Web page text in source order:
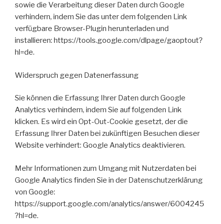
sowie die Verarbeitung dieser Daten durch Google
verhindern, indem Sie das unter dem folgenden Link
verfügbare Browser-Plugin herunterladen und
installieren: https://tools.google.com/dlpage/gaoptout?
hl=de.
Widerspruch gegen Datenerfassung
Sie können die Erfassung Ihrer Daten durch Google
Analytics verhindern, indem Sie auf folgenden Link
klicken. Es wird ein Opt-Out-Cookie gesetzt, der die
Erfassung Ihrer Daten bei zukünftigen Besuchen dieser
Website verhindert: Google Analytics deaktivieren.
Mehr Informationen zum Umgang mit Nutzerdaten bei
Google Analytics finden Sie in der Datenschutzerklärung
von Google:
https://support.google.com/analytics/answer/6004245
?hl=de.